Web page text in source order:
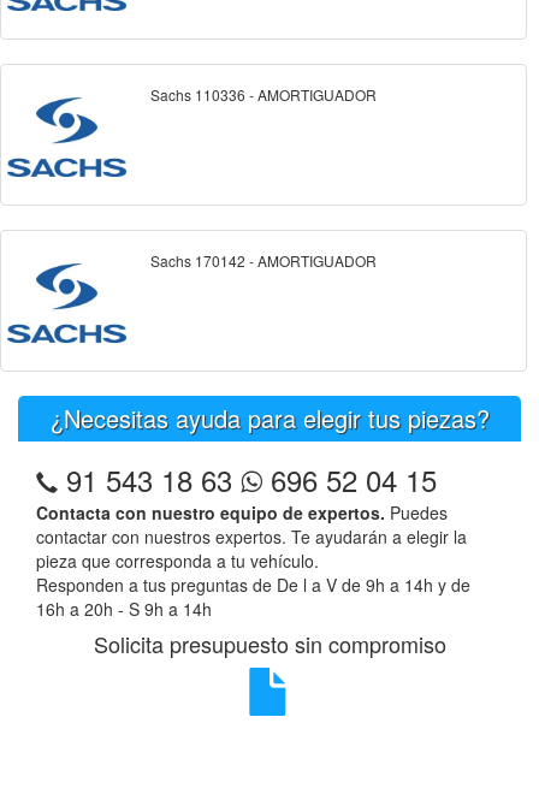
Sachs 110336 - AMORTIGUADOR
Sachs 170142 - AMORTIGUADOR
¿Necesitas ayuda para elegir tus piezas?
91 543 18 63 696 52 04 15
Contacta con nuestro equipo de expertos. Puedes
contactar con nuestros expertos. Te ayudarán a elegir la
pieza que corresponda a tu vehículo.
Responden a tus preguntas de De l a V de 9h a 14h y de
16h a 20h - S 9h a 14h
Solicita presupuesto sin compromiso